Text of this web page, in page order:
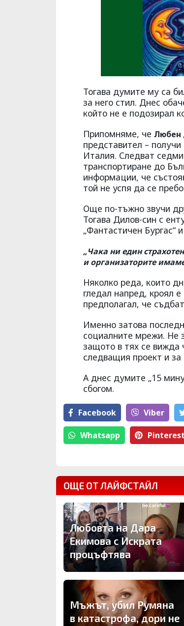
Тогава думите му са
за него стил. Днес
който не е подозирал
Припомняме, че Любен
представител –
Италия. Следват
транспортиране до
информации, че
той не успя да се
Още по-тъжно звучи
Тогава Дилов-син с
„Фантастичен Бургас“
„Чака ни един
и организаторите
Няколко реда, които
гледал напред, кроял
предполагал, че
Именно затова
социалните мрежи. Не
защото в тях се вижда
следващия проект и
А днес думите „15
сбогом.
Facebook Viber
Whatsapp Pinterest
ОЩЕ ОТ ЛАЙФСТАЙЛ
Любовта на Дара
Екимова с Искрата
процъфтява
Мъжът, убил Румяна
в катастрофа, дори не